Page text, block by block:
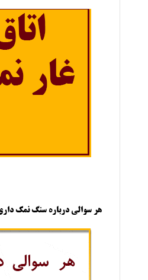
هر سوالی درباره سنگ نمک